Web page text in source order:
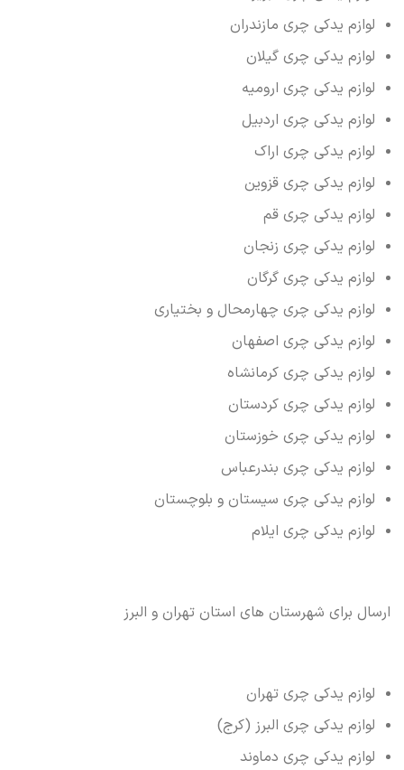
لوازم یدکی چری مازندران
لوازم یدکی چری گیلان
لوازم یدکی چری ارومیه
لوازم یدکی چری اردبیل
لوازم یدکی چری اراک
لوازم یدکی چری قزوین
لوازم یدکی چری قم
لوازم یدکی چری زنجان
لوازم یدکی چری گرگان
لوازم یدکی چری چهارمحال و بختیاری
لوازم یدکی چری اصفهان
لوازم یدکی چری کرمانشاه
لوازم یدکی چری کردستان
لوازم یدکی چری خوزستان
لوازم یدکی چری بندرعباس
لوازم یدکی چری سیستان و بلوچستان
لوازم یدکی چری ایلام
ارسال برای شهرستان های استان تهران و البرز
لوازم یدکی چری تهران
لوازم یدکی چری البرز (کرج)
لوازم یدکی چری دماوند